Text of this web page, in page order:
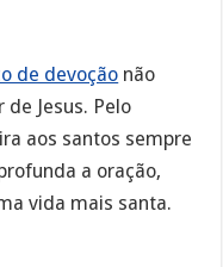
de devoção não
Jesus. Pelo
aos santos sempre
a oração,
vida mais santa.